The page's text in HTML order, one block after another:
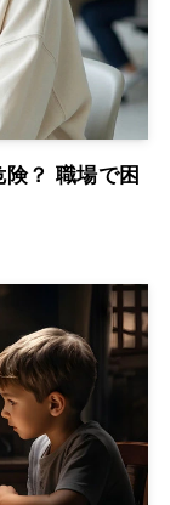
険？ 職場で困